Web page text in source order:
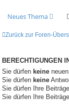
Neues Thema
Zurück zur Foren-
BERECHTIGUNGEN
Sie dürfen keine
Sie dürfen keine
Sie dürfen Ihre
Sie dürfen Ihre